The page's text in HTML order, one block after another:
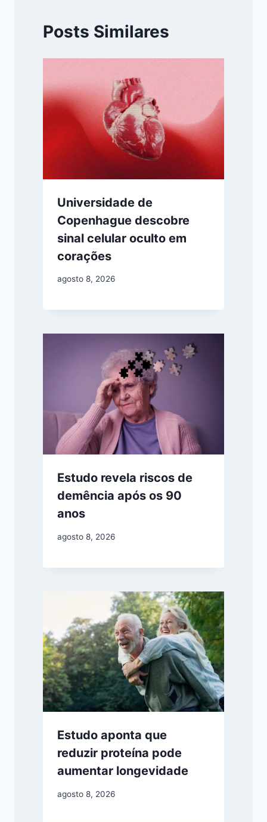
Posts Similares
Universidade de
Copenhague descobre
sinal celular oculto em
corações
agosto 8, 2026
Estudo revela riscos de
demência após os 90
anos
agosto 8, 2026
Estudo aponta que
reduzir proteína pode
aumentar longevidade
agosto 8, 2026